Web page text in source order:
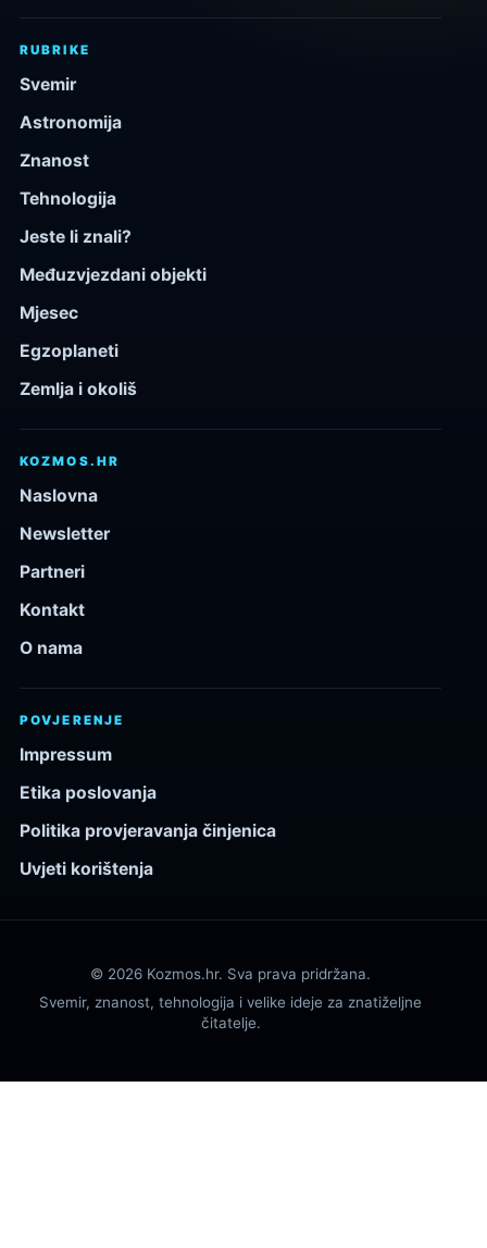
RUBRIKE
Svemir
Astronomija
Znanost
Tehnologija
Jeste li znali?
Međuzvjezdani objekti
Mjesec
Egzoplaneti
Zemlja i okoliš
KOZMOS.HR
Naslovna
Newsletter
Partneri
Kontakt
O nama
POVJERENJE
Impressum
Etika poslovanja
Politika provjeravanja činjenica
Uvjeti korištenja
© 2026 Kozmos.hr. Sva prava pridržana.
Svemir, znanost, tehnologija i velike ideje za znatiželjne
čitatelje.